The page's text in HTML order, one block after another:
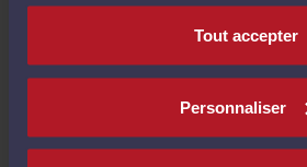
Tout accepter
Personnaliser
L'article R. 145-6 du Code de
de « facteurs locaux de commercialité
facteurs dépendent de l'intérêt qu'ils
commerce considéré : le juge doit
rechercher si les modifications qu'il
intérêt pour l'activité, à défaut de
donner lieu au déplafonnement.